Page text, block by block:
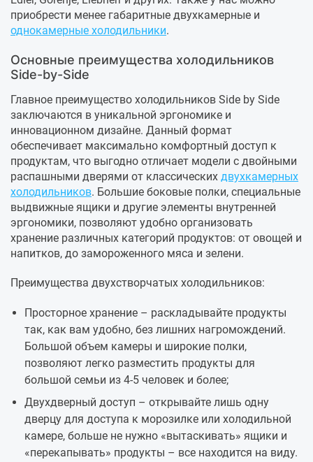
приобрести менее габаритные двухкамерные и
однокамерные холодильники.
Основные преимущества холодильников
Side-by-Side
Главное преимущество холодильников Side by Side
заключаются в уникальной эргономике и
инновационном дизайне. Данный формат
обеспечивает максимально комфортный доступ к
продуктам, что выгодно отличает модели с двойными
распашными дверями от классических двухкамерных
холодильников. Большие боковые полки, специальные
выдвижные ящики и другие элементы внутренней
эргономики, позволяют удобно организовать
хранение различных категорий продуктов: от овощей и
напитков, до замороженного мяса и зелени.
Преимущества двухстворчатых холодильников:
Просторное хранение – раскладывайте продукты
так, как вам удобно, без лишних нагромождений.
Большой объем камеры и широкие полки,
позволяют легко разместить продукты для
большой семьи из 4-5 человек и более;
Двухдверный доступ – открывайте лишь одну
дверцу для доступа к морозилке или холодильной
камере, больше не нужно «вытаскивать» ящики и
«перекапывать» продукты – все находится на виду.